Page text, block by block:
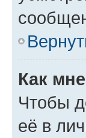
Как
Чтобы
её в